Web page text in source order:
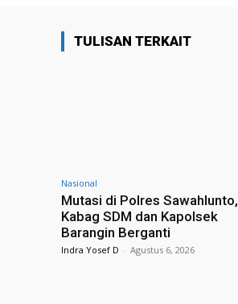
TULISAN TERKAIT
Nasional
Mutasi di Polres Sawahlunto,
Kabag SDM dan Kapolsek
Barangin Berganti
Indra Yosef D - Agustus 6, 2026